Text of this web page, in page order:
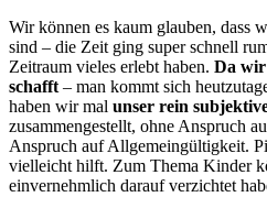
Wir können es kaum glauben, dass
sind – die Zeit ging super schnell
Zeitraum vieles erlebt haben. Da wir
schafft – man kommt sich
haben wir mal unser rein
zusammengestellt, ohne Anspruch
Anspruch auf Allgemeingültigkeit.
vielleicht hilft. Zum Thema Kinder
einvernehmlich darauf verzichtet